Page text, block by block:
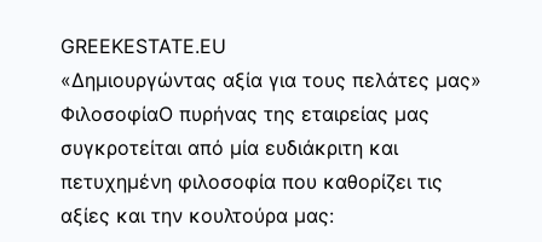
GREEKESTATE.EU
«Δημιουργώντας αξία για τους πελάτες μας»
ΦιλοσοφίαΟ πυρήνας της εταιρείας μας
συγκροτείται από μία ευδιάκριτη και
πετυχημένη φιλοσοφία που καθορίζει τις
αξίες και την κουλτούρα μας: